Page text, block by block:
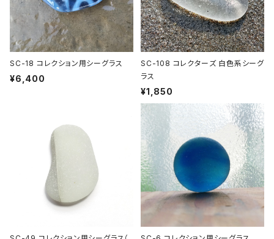
SC-18 コレクション用シーグラス
¥6,400
SC-108 コレクターズ 白色系シーグ
ラス
¥1,850